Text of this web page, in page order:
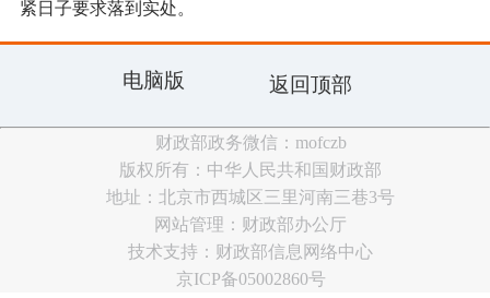
紧日子要求落到实处。
电脑版 返回顶部
财政部政务微信：mofczb
版权所有：中华人民共和国财政部
地址：北京市西城区三里河南三巷3号
网站管理：财政部办公厅
技术支持：财政部信息网络中心
京ICP备05002860号